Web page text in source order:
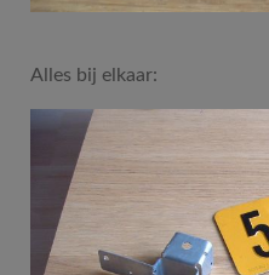
Alles bij elkaar: